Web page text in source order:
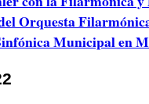
Orquesta
Municipal en